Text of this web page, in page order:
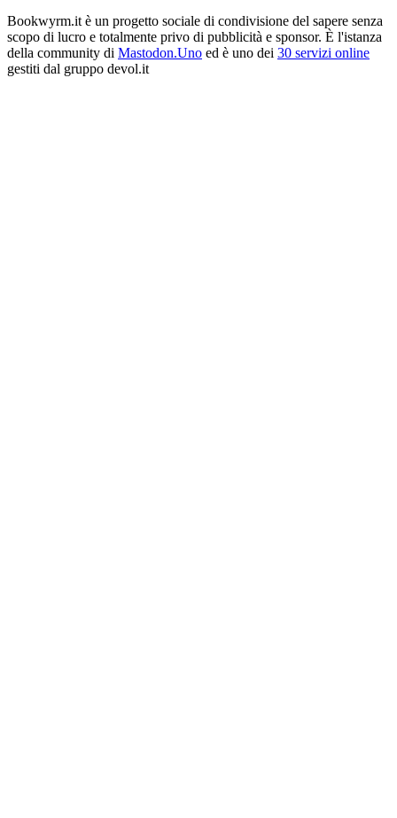
Bookwyrm.it è un progetto sociale di condivisione del sapere senza
scopo di lucro e totalmente privo di pubblicità e sponsor. È l'istanza
della community di Mastodon.Uno ed è uno dei 30 servizi online
gestiti dal gruppo devol.it